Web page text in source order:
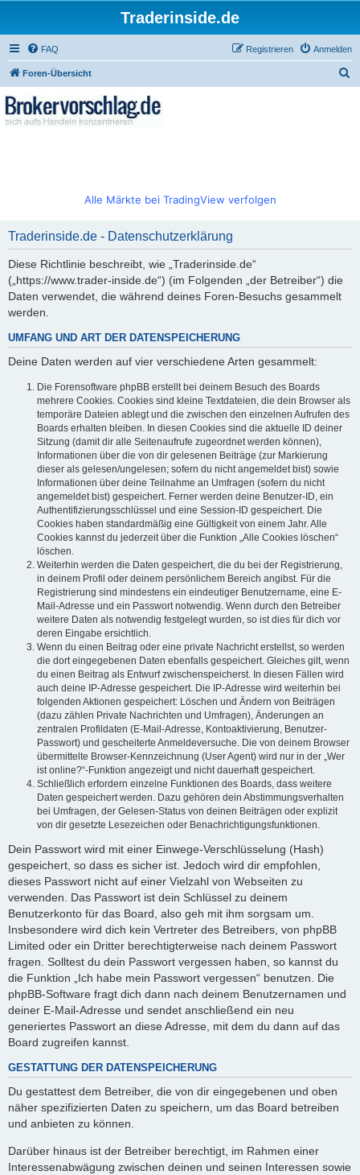
Traderinside.de
FAQ Anmelden
Registrieren
Foren-Übersicht
Alle Märkte bei TradingView verfolgen
Traderinside.de - Datenschutzerklärung
Diese Richtlinie beschreibt, wie „Traderinside.de“
(„https://www.trader-inside.de“) (im Folgenden „der Betreiber“) die
Daten verwendet, die während deines Foren-Besuchs gesammelt
werden.
UMFANG UND ART DER DATENSPEICHERUNG
Deine Daten werden auf vier verschiedene Arten gesammelt:
Die Forensoftware phpBB erstellt bei deinem Besuch des Boards
mehrere Cookies. Cookies sind kleine Textdateien, die dein Browser als
temporäre Dateien ablegt und die zwischen den einzelnen Aufrufen des
Boards erhalten bleiben. In diesen Cookies sind die aktuelle ID deiner
Sitzung (damit dir alle Seitenaufrufe zugeordnet werden können),
Informationen über die von dir gelesenen Beiträge (zur Markierung
dieser als gelesen/ungelesen; sofern du nicht angemeldet bist) sowie
Informationen über deine Teilnahme an Umfragen (sofern du nicht
angemeldet bist) gespeichert. Ferner werden deine Benutzer-ID, ein
Authentifizierungsschlüssel und eine Session-ID gespeichert. Die
Cookies haben standardmäßig eine Gültigkeit von einem Jahr. Alle
Cookies kannst du jederzeit über die Funktion „Alle Cookies löschen“
löschen.
Weiterhin werden die Daten gespeichert, die du bei der Registrierung,
in deinem Profil oder deinem persönlichem Bereich angibst. Für die
Registrierung sind mindestens ein eindeutiger Benutzername, eine E-
Mail-Adresse und ein Passwort notwendig. Wenn durch den Betreiber
weitere Daten als notwendig festgelegt wurden, so ist dies für dich vor
deren Eingabe ersichtlich.
Wenn du einen Beitrag oder eine private Nachricht erstellst, so werden
die dort eingegebenen Daten ebenfalls gespeichert. Gleiches gilt, wenn
du einen Beitrag als Entwurf zwischenspeicherst. In diesen Fällen wird
auch deine IP-Adresse gespeichert. Die IP-Adresse wird weiterhin bei
folgenden Aktionen gespeichert: Löschen und Ändern von Beiträgen
(dazu zählen Private Nachrichten und Umfragen), Änderungen an
zentralen Profildaten (E-Mail-Adresse, Kontoaktivierung, Benutzer-
Passwort) und gescheiterte Anmeldeversuche. Die von deinem Browser
übermittelte Browser-Kennzeichnung (User Agent) wird nur in der „Wer
ist online?“-Funktion angezeigt und nicht dauerhaft gespeichert.
Schließlich erfordern einzelne Funktionen des Boards, dass weitere
Daten gespeichert werden. Dazu gehören dein Abstimmungsverhalten
bei Umfragen, der Gelesen-Status von deinen Beiträgen oder explizit
von dir gesetzte Lesezeichen oder Benachrichtigungsfunktionen.
Dein Passwort wird mit einer Einwege-Verschlüsselung (Hash)
gespeichert, so dass es sicher ist. Jedoch wird dir empfohlen,
dieses Passwort nicht auf einer Vielzahl von Webseiten zu
verwenden. Das Passwort ist dein Schlüssel zu deinem
Benutzerkonto für das Board, also geh mit ihm sorgsam um.
Insbesondere wird dich kein Vertreter des Betreibers, von phpBB
Limited oder ein Dritter berechtigterweise nach deinem Passwort
fragen. Solltest du dein Passwort vergessen haben, so kannst du
die Funktion „Ich habe mein Passwort vergessen“ benutzen. Die
phpBB-Software fragt dich dann nach deinem Benutzernamen und
deiner E-Mail-Adresse und sendet anschließend ein neu
generiertes Passwort an diese Adresse, mit dem du dann auf das
Board zugreifen kannst.
GESTATTUNG DER DATENSPEICHERUNG
Du gestattest dem Betreiber, die von dir eingegebenen und oben
näher spezifizierten Daten zu speichern, um das Board betreiben
und anbieten zu können.
Darüber hinaus ist der Betreiber berechtigt, im Rahmen einer
Interessenabwägung zwischen deinen und seinen Interessen sowie